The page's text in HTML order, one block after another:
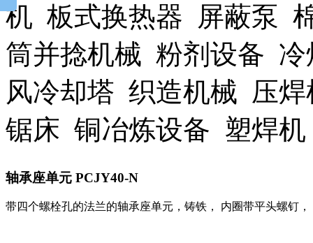
机 板式换热器 屏蔽泵
筒并捻机械 粉剂设备
风冷却塔 织造机械 压
锯床 铜冶炼设备 塑焊
轴承座单元 PCJY40-N
带四个螺栓孔的法兰的轴承座单元，铸铁， 内圈带平头螺钉，